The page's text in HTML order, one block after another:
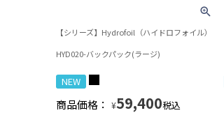
【シリーズ】Hydrofoil（ハイドロフォイル）
HYD020-バックパック(ラージ)
NEW
商品価格： ¥59,400税込